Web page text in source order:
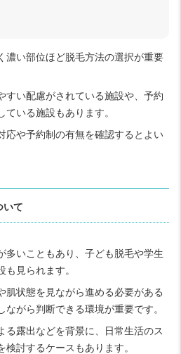
濃い部位ほど脱毛方法の選択が重要
すい配慮がされている施設や、予約
いる施設もあります。
応や予約制の有無を確認するとよい
いて
多いこともあり、子ども脱毛や学生
見られます。
肌状態を見ながら進める必要がある
がら判断できる環境が重要です。
る露出などを背景に、日常生活のス
検討するケースもあります。